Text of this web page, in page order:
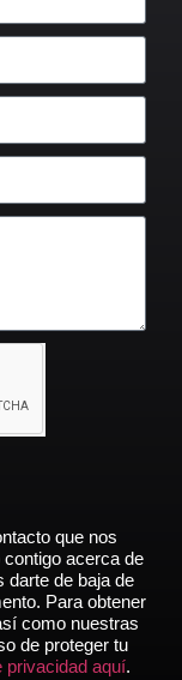
que nos
acerca de
darte de baja de
Para obtener
como nuestras
de proteger tu
privacidad aquí.